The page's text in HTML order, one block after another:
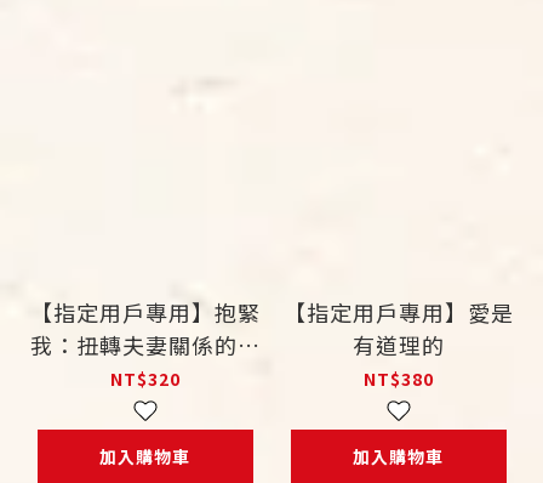
【指定用戶專用】抱緊
我：扭轉夫妻關係的七
種對話
NT$320
加入購物車
【指定用戶專用】愛是
有道理的
NT$380
加入購物車